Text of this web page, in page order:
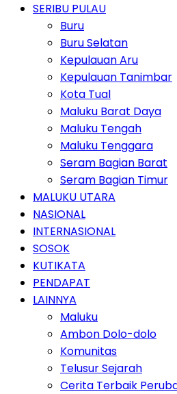
SERIBU PULAU
Buru
Buru Selatan
Kepulauan Aru
Kepulauan Tanimbar
Kota Tual
Maluku Barat Daya
Maluku Tengah
Maluku Tenggara
Seram Bagian Barat
Seram Bagian Timur
MALUKU UTARA
NASIONAL
INTERNASIONAL
SOSOK
KUTIKATA
PENDAPAT
LAINNYA
Maluku
Ambon Dolo-dolo
Komunitas
Telusur Sejarah
Cerita Terbaik